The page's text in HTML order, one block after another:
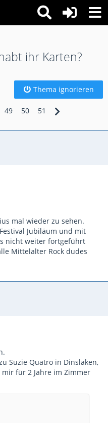
ihr Karten?
Thema ignorieren
49 50 51
mal wieder zu sehen.
Jubiläum und mit
nicht weiter fortgeführt
Mittelalter Rock dudes
Suzie Quatro in Dinslaken,
für 2 Jahre im Zimmer